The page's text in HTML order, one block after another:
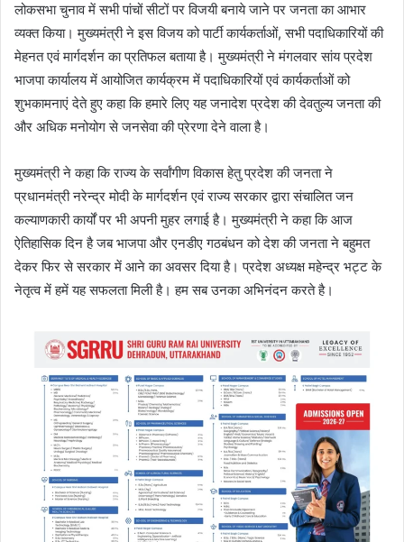
लोकसभा चुनाव में सभी पांचों सीटों पर विजयी बनाये जाने पर जनता का आभार
व्यक्त किया। मुख्यमंत्री ने इस विजय को पार्टी कार्यकर्ताओं, सभी पदाधिकारियों की
मेहनत एवं मार्गदर्शन का प्रतिफल बताया है। मुख्यमंत्री ने मंगलवार सांय प्रदेश
भाजपा कार्यालय में आयोजित कार्यक्रम में पदाधिकारियों एवं कार्यकर्ताओं को
शुभकामनाएं देते हुए कहा कि हमारे लिए यह जनादेश प्रदेश की देवतुल्य जनता की
और अधिक मनोयोग से जनसेवा की प्रेरणा देने वाला है।
मुख्यमंत्री ने कहा कि राज्य के सर्वांगीण विकास हेतु प्रदेश की जनता ने
प्रधानमंत्री नरेन्द्र मोदी के मार्गदर्शन एवं राज्य सरकार द्वारा संचालित जन
कल्याणकारी कार्यों पर भी अपनी मुहर लगाई है। मुख्यमंत्री ने कहा कि आज
ऐतिहासिक दिन है जब भाजपा और एनडीए गठबंधन को देश की जनता ने बहुमत
देकर फिर से सरकार में आने का अवसर दिया है। प्रदेश अध्यक्ष महेन्द्र भट्ट के
नेतृत्व में हमें यह सफलता मिली है। हम सब उनका अभिनंदन करते है।